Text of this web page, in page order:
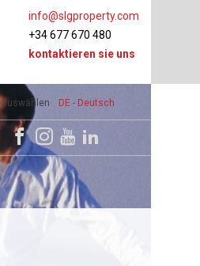
auswählen DE - Deutsch
info@slgproperty.com
+34 677 670 480
kontaktieren sie uns